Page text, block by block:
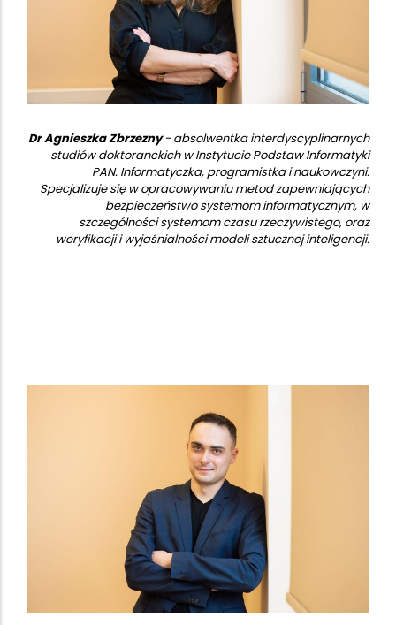
Dr Agnieszka Zbrzezny- absolwentka interdyscyplinarnych
studiów doktoranckich w Instytucie Podstaw Informatyki
PAN. Informatyczka, programistka i naukowczyni.
Specjalizuje się w opracowywaniu metod zapewniających
bezpieczeństwo systemom informatycznym, w
szczególności systemom czasu rzeczywistego, oraz
weryfikacji i wyjaśnialności modeli sztucznej inteligencji.